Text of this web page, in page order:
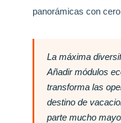
panorámicas con
La máxima
Añadir módulos
transforma las
destino de
parte mucho